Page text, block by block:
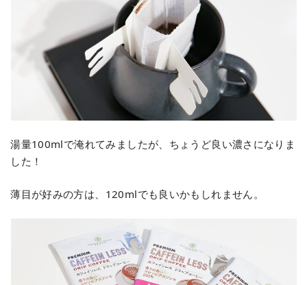
湯量100mlで淹れてみましたが、ちょうど良い濃さになりま
した！
薄目が好みの方は、120mlでも良いかもしれません。